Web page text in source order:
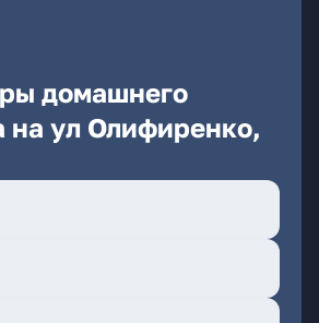
домашнего
на ул Олифиренко,